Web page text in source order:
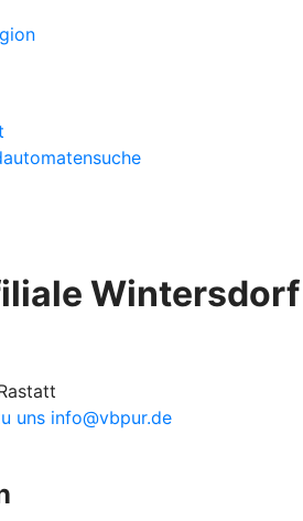
Wintersdorf
uns info@vbpur.de